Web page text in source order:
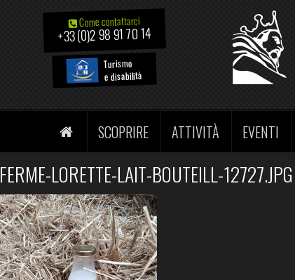
Come contattarci
+33 (0)2 98 91 70 14
Turismo
e disabilità
SCOPRIRE ATTIVITÀ EVENTI
FERME-LORETTE-LAIT-BOUTEILL-12727.JPG